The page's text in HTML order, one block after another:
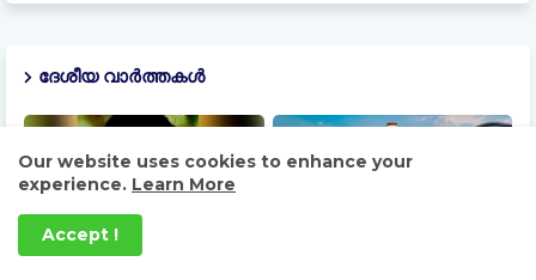
ദേശീയ വാർത്തകൾ
Our website uses cookies to enhance your
experience. Learn More
Accept !